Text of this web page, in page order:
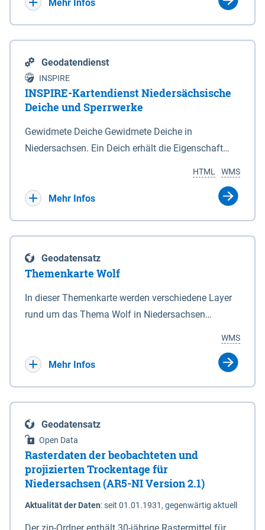
Mehr Infos
Geodatendienst
INSPIRE
INSPIRE-Kartendienst Niedersächsische
Deiche und Sperrwerke
Gewidmete Deiche Gewidmete Deiche in
Niedersachsen. Ein Deich erhält die Eigenschaft
Deichbehörde durch Verordnung ausspricht. Für
enthalten. Sperrwerke Sperrwerke sind Bauwerke
mit Sperrvorrichtungen in Tidegewässern, die dem
Schutz eines Gebietes vor erhöhten Tiden, vor allem
vor Sturmfluten, zu dienen bestimmt sind (§2 Abs.3
Eigenschaft eines Sperrwerkes durch Widmung, die
die Deichbehörde durch Verordnung ausspricht.
WMS
HTML
Mehr Infos
Geodatensatz
Themenkarte Wolf
In dieser Themenkarte werden verschiedene Layer
rund um das Thema Wolf in Niedersachsen
sowie Status der bestehenden Wolfsterritorien im
laufenden Monitoringjahr.
WMS
Mehr Infos
Geodatensatz
Open Data
Rasterdaten der beobachteten und
projizierten Trockentage für
Niedersachsen (AR5-NI Version 2.1)
Aktualität der Daten:seit 01.01.1931, gegenwärtig aktuell